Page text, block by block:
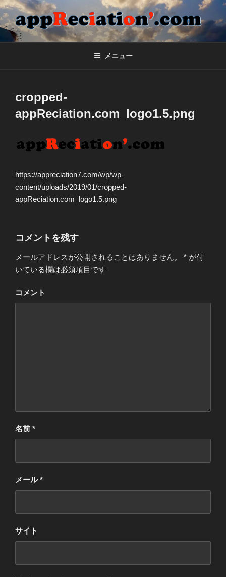
コ
ン
テ
ン
APPRECIATION'.COM
合同会社appReciation'のホームページ
メニュー
cropped-
appReciation.com_logo1.5.png
https://appreciation7.com/wp/wp-
content/uploads/2019/01/cropped-
appReciation.com_logo1.5.png
コメントを残す
メールアドレスが公開されることはありません。 * が付
いている欄は必須項目です
コメント
名前 *
メール*
サイト